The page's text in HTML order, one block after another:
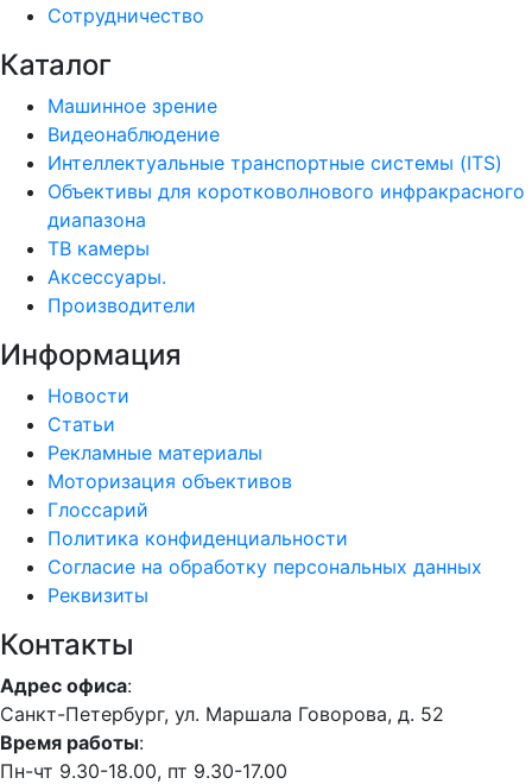
Сотрудничество
Каталог
Машинное зрение
Видеонаблюдение
Интеллектуальные транспортные системы (ITS)
Объективы для коротковолнового инфракрасного
диапазона
ТВ камеры
Аксессуары.
Производители
Информация
Новости
Статьи
Рекламные материалы
Моторизация объективов
Глоссарий
Политика конфиденциальности
Согласие на обработку персональных данных
Реквизиты
Контакты
Адрес офиса:
Санкт-Петербург, ул. Маршала Говорова, д. 52
Время работы:
Пн-чт 9.30-18.00, пт 9.30-17.00